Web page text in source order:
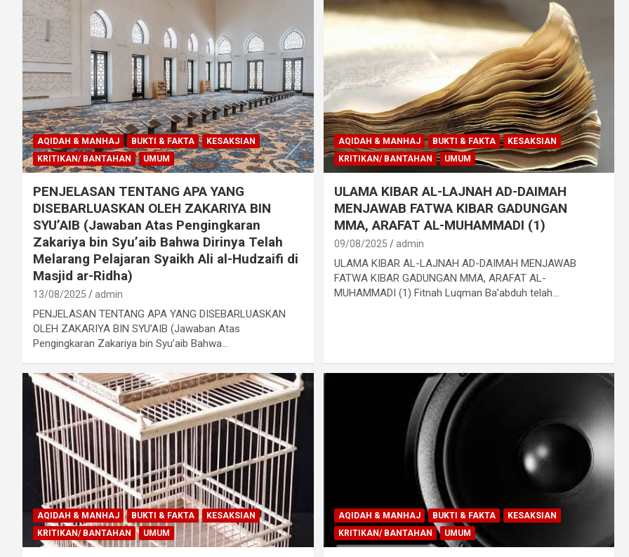
AQIDAH & MANHAJ BUKTI & FAKTA
KESAKSIAN
KRITIKAN/ BANTAHAN
UMUM
PENJELASAN TENTANG APA YANG
DISEBARLUASKAN OLEH ZAKARIYA BIN
SYU’AIB (Jawaban Atas Pengingkaran
Zakariya bin Syu’aib Bahwa Dirinya Telah
Melarang Pelajaran Syaikh Ali al-Hudzaifi di
Masjid ar-Ridha)
13/08/2025 admin
PENJELASAN TENTANG APA YANG DISEBARLUASKAN
OLEH ZAKARIYA BIN SYU’AIB (Jawaban Atas
Pengingkaran Zakariya bin Syu’aib Bahwa…
AQIDAH & MANHAJ BUKTI & FAKTA
KESAKSIAN
KRITIKAN/ BANTAHAN
UMUM
ULAMA KIBAR AL-LAJNAH AD-DAIMAH
MENJAWAB FATWA KIBAR GADUNGAN
MMA, ARAFAT AL-MUHAMMADI (1)
09/08/2025 admin
ULAMA KIBAR AL-LAJNAH AD-DAIMAH MENJAWAB
FATWA KIBAR GADUNGAN MMA, ARAFAT AL-
MUHAMMADI (1) Fitnah Luqman Ba’abduh telah…
AQIDAH & MANHAJ BUKTI & FAKTA
KESAKSIAN
KRITIKAN/ BANTAHAN
UMUM
AQIDAH & MANHAJ BUKTI & FAKTA
KESAKSIAN
KRITIKAN/ BANTAHAN
UMUM